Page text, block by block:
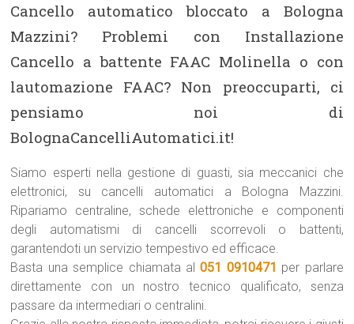
Cancello automatico bloccato a Bologna
Mazzini? Problemi con Installazione
Cancello a battente FAAC Molinella o con
lautomazione FAAC? Non preoccuparti, ci
pensiamo noi di
BolognaCancelliAutomatici.it!
Siamo esperti nella gestione di guasti, sia meccanici che
elettronici, su cancelli automatici a Bologna Mazzini.
Ripariamo centraline, schede elettroniche e componenti
degli automatismi di cancelli scorrevoli o battenti,
garantendoti un servizio tempestivo ed efficace.
Basta una semplice chiamata al051 0910471 per parlare
direttamente con un nostro tecnico qualificato, senza
passare da intermediari o centralini.